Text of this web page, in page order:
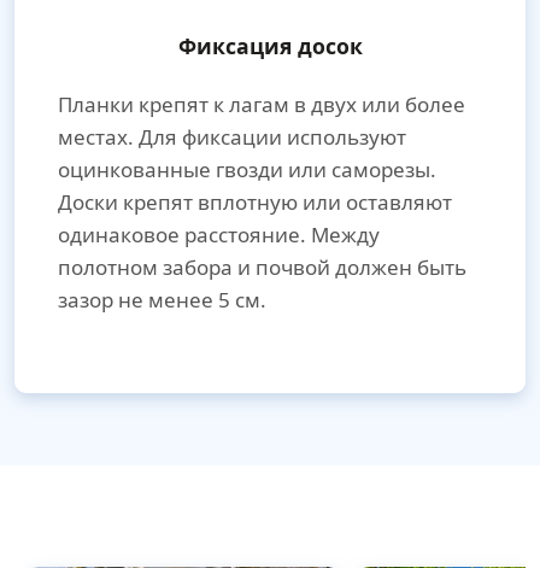
Фиксация досок
Планки крепят к лагам в двух или более
местах. Для фиксации используют
оцинкованные гвозди или саморезы.
Доски крепят вплотную или оставляют
одинаковое расстояние. Между
полотном забора и почвой должен быть
зазор не менее 5 см.